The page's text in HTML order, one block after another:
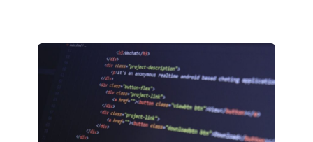
О
ВЕНЧУРНОМ
ФИНАНСИРОВАНИИ